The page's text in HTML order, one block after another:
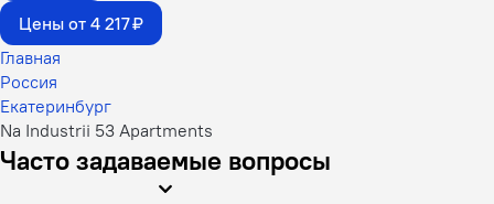
Цены от 4 217 ₽
Главная
Россия
Екатеринбург
Na Industrii 53 Apartments
Часто задаваемые вопросы